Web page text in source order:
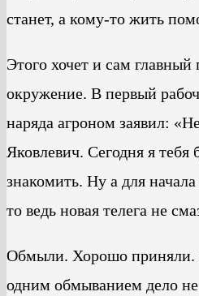
станет, а кому-то жить
Этого хочет и сам главный
окружение. В первый
наряда агроном заявил:
Яковлевич. Сегодня я тебя
знакомить. Ну а для
то ведь новая телега не
Обмыли. Хорошо приняли.
одним обмыванием дело